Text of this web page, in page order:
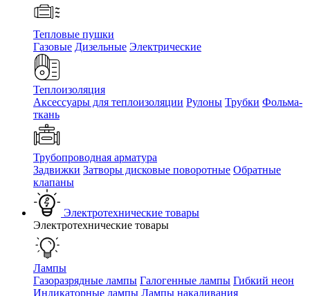
Тепловые пушки
Газовые Дизельные Электрические
Теплоизоляция
Аксессуары для теплоизоляции Рулоны Трубки Фольма-
ткань
Трубопроводная арматура
Задвижки Затворы дисковые поворотные Обратные
клапаны
Электротехнические товары
Электротехнические товары
Лампы
Газоразрядные лампы Галогенные лампы Гибкий неон
Индикаторные лампы Лампы накаливания